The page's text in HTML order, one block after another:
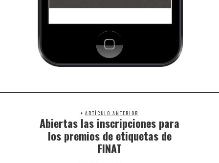
ARTÍCULO ANTERIOR
Abiertas las inscripciones para
los premios de etiquetas de
FINAT